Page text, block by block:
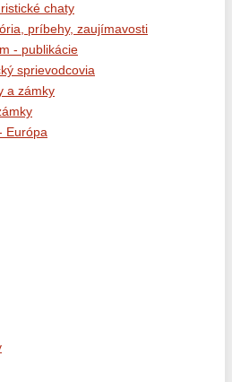
chaty
príbehy, zaujímavosti
- publikácie
sprievodcovia
a zámky
Európa